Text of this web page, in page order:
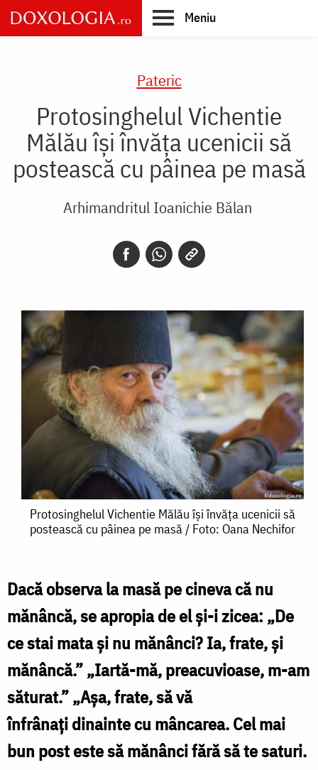
Skip
to
main
Meniu
Pateric
Protosinghelul Vichentie
Mălău își învăța ucenicii să
postească cu pâinea pe masă
Arhimandritul Ioanichie Bălan
Protosinghelul
Vichentie
își
învăța
ucenicii
să
postească
pâinea
pe
Protosinghelul Vichentie Mălău își învăța ucenicii să
postească cu pâinea pe masă / Foto: Oana Nechifor
Dacă observa la masă pe cineva că nu
mănâncă, se apropia de el şi-i zicea: „De
ce stai mata şi nu mănânci? Ia, frate, şi
mănâncă.” „Iartă-mă, preacuvioase, m-am
săturat.” „Aşa, frate, să vă
înfrânaţi dinainte cu mâncarea. Cel mai
bun post este să mănânci fără să te saturi.